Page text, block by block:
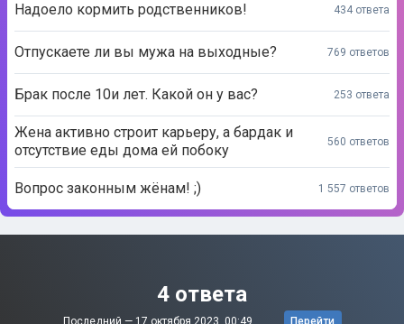
Надоело кормить родственников! 434 ответа
Отпускаете ли вы мужа на выходные? 769 ответов
Брак после 10и лет. Какой он у вас? 253 ответа
Жена активно строит карьеру, а бардак и
отсутствие еды дома ей побоку
560 ответов
Вопрос законным жёнам! ;) 1 557 ответов
4 ответа
Последний — 17 октября 2023, 00:49 Перейти